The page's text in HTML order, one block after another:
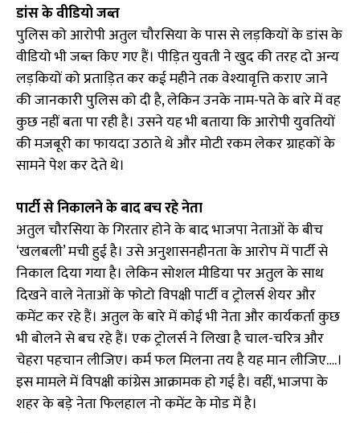
डांस के वीडियो जब्त
पुलिस को आरोपी अतुल चौरसिया के पास से लड़कियों के डांस के
वीडियो भी जब्त किए गए हैं। पीड़ित युवती ने खुद की तरह दो अन्य
लड़कियों को प्रताड़ित कर कई महीने तक वेश्यावृत्ति कराए जाने
की जानकारी पुलिस को दी है, लेकिन उनके नाम-पते के बारे में वह
कुछ नहीं बता पा रही है। उसने यह भी बताया कि आरोपी युवतियों
की मजबूरी का फायदा उठाते थे और मोटी रकम लेकर ग्राहकों के
सामने पेश कर देते थे।
पार्टी से निकालने के बाद बच रहे नेता
अतुल चौरसिया के गिरतार होने के बाद भाजपा नेताओं के बीच
‘खलबली’ मची हुई है। उसे अनुशासनहीनता के आरोप में पार्टी से
निकाल दिया गया है। लेकिन सोशल मीडिया पर अतुल के साथ
दिखने वाले नेताओं के फोटो विपक्षी पार्टी व ट्रोलर्स शेयर और
कमेंट कर रहे हैं। अतुल के बारे में कोई भी नेता और कार्यकर्ता कुछ
भी बोलने से बच रहे हैं। एक ट्रोलर्स ने लिखा है चाल-चरित्र और
चेहरा पहचान लीजिए। कर्म फल मिलना तय है यह मान लीजिए….।
इस मामले में विपक्षी कांग्रेस आक्रामक हो गई है। वहीं, भाजपा के
शहर के बड़े नेता फिलहाल नो कमेंट के मोड में है।